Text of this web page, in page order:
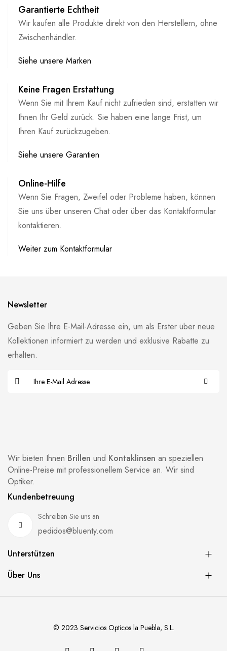
Garantierte Echtheit
Wir kaufen alle Produkte direkt von den Herstellern, ohne
Zwischenhändler.
Siehe unsere Marken
Keine Fragen Erstattung
Wenn Sie mit Ihrem Kauf nicht zufrieden sind, erstatten wir
Ihnen Ihr Geld zurück. Sie haben eine lange Frist, um
Ihren Kauf zurückzugeben.
Siehe unsere Garantien
Online-Hilfe
Wenn Sie Fragen, Zweifel oder Probleme haben, können
Sie uns über unseren Chat oder über das Kontaktformular
kontaktieren.
Weiter zum Kontaktformular
Wir bieten Ihnen Brillen und Kontaklinsen an speziellen
Online-Preise mit professionellem Service an. Wir sind
Optiker.
Kundenbetreuung
Schreiben Sie uns an
pedidos@bluenty.com
Unterstützen
Über Uns
Newsletter
Geben Sie Ihre E-Mail-Adresse ein, um als Erster über neue
Kollektionen informiert zu werden und exklusive Rabatte zu
erhalten.
© 2023 Servicios Opticos la Puebla, S.L.